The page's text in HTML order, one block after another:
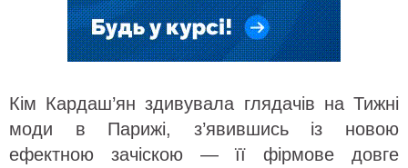
Кім Кардаш’ян здивувала глядачів на Тижні
моди в Парижі, з’явившись із новою
ефектною зачіскою — її фірмове довге